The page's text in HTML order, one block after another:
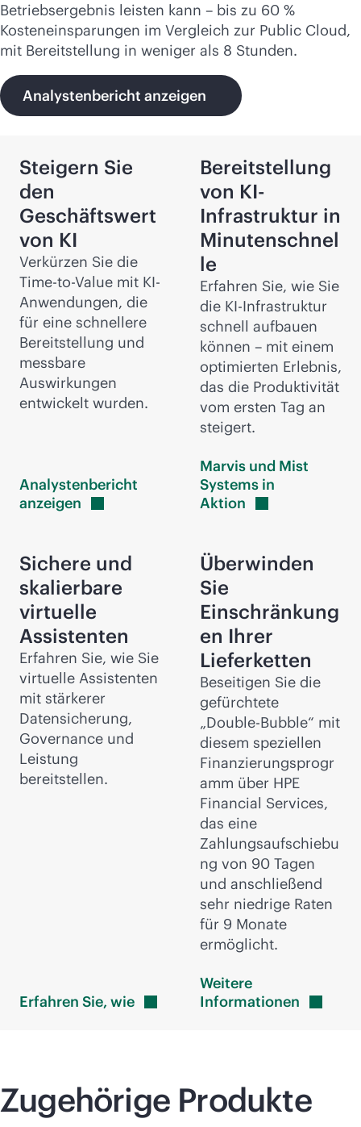
Betriebsergebnis leisten kann – bis zu 60 %
Kosteneinsparungen im Vergleich zur Public Cloud,
mit Bereitstellung in weniger als 8 Stunden.
Analystenbericht anzeigen
Steigern Sie
den
Geschäftswert
von KI
Verkürzen Sie die
Time-to-Value mit KI-
Anwendungen, die
für eine schnellere
Bereitstellung und
messbare
Auswirkungen
entwickelt wurden.
Analystenbericht
anzeigen
Bereitstellung
von KI-
Infrastruktur in
Minutenschnel
le
Erfahren Sie, wie Sie
die KI-Infrastruktur
schnell aufbauen
können – mit einem
optimierten Erlebnis,
das die Produktivität
vom ersten Tag an
steigert.
Marvis und Mist
Systems in
Aktion
Sichere und
skalierbare
virtuelle
Assistenten
Erfahren Sie, wie Sie
virtuelle Assistenten
mit stärkerer
Datensicherung,
Governance und
Leistung
bereitstellen.
Erfahren Sie, wie
Überwinden
Sie
Einschränkung
en Ihrer
Lieferketten
Beseitigen Sie die
gefürchtete
„Double-Bubble“ mit
diesem speziellen
Finanzierungsprogr
amm über HPE
Financial Services,
das eine
Zahlungsaufschiebu
ng von 90 Tagen
und anschließend
sehr niedrige Raten
für 9 Monate
ermöglicht.
Weitere
Informationen
Zugehörige Produkte